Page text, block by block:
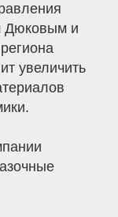
Дюковым и
увеличить